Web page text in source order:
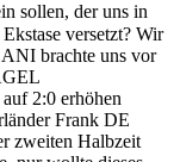
sollen, der uns in
versetzt? Wir
brachte uns vor
2:0 erhöhen
Frank DE
zweiten Halbzeit